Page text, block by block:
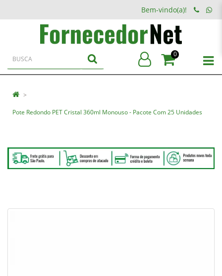
Bem-vindo(a)!
0
Pote Redondo PET Cristal 360ml Monouso - Pacote Com 25 Unidades